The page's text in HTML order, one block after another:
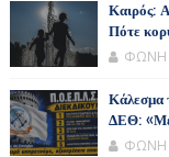
Καιρός:
Πότε
ΦΩΝΗ
Κάλεσμα
ΔΕΘ: «Με
ΦΩΝΗ